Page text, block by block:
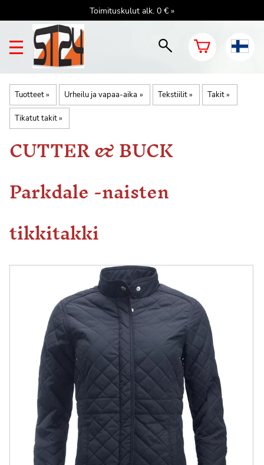
Toimituskulut alk. 0 € »
Tuotteet‪» Urheilu ja vapaa-aika ‪» Tekstiilit‪» Takit‪»
Tikatut takit‪»
CUTTER & BUCK
Parkdale -naisten
tikkitakki